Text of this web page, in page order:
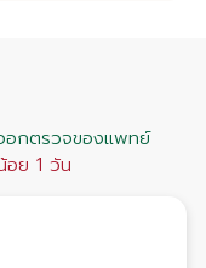
ออกตรวจของแพทย์
อย 1 วัน